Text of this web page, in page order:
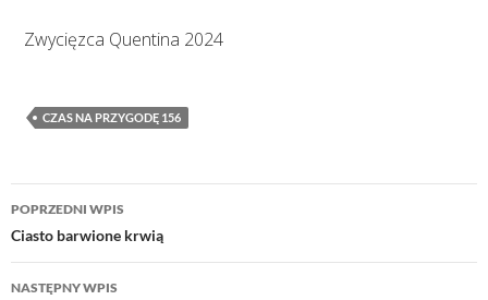
Zwycięzca Quentina 2024
CZAS NA PRZYGODĘ 156
Nawigacja
wpisu
POPRZEDNI WPIS
Ciasto barwione krwią
NASTĘPNY WPIS